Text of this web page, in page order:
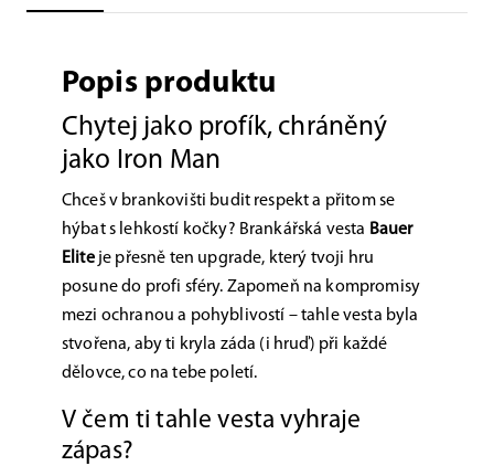
Popis produktu
Chytej jako profík, chráněný
jako Iron Man
Chceš v brankovišti budit respekt a přitom se
hýbat s lehkostí kočky? Brankářská vesta Bauer
Eliteje přesně ten upgrade, který tvoji hru
posune do profi sféry. Zapomeň na kompromisy
mezi ochranou a pohyblivostí – tahle vesta byla
stvořena, aby ti kryla záda (i hruď) při každé
dělovce, co na tebe poletí.
V čem ti tahle vesta vyhraje
zápas?